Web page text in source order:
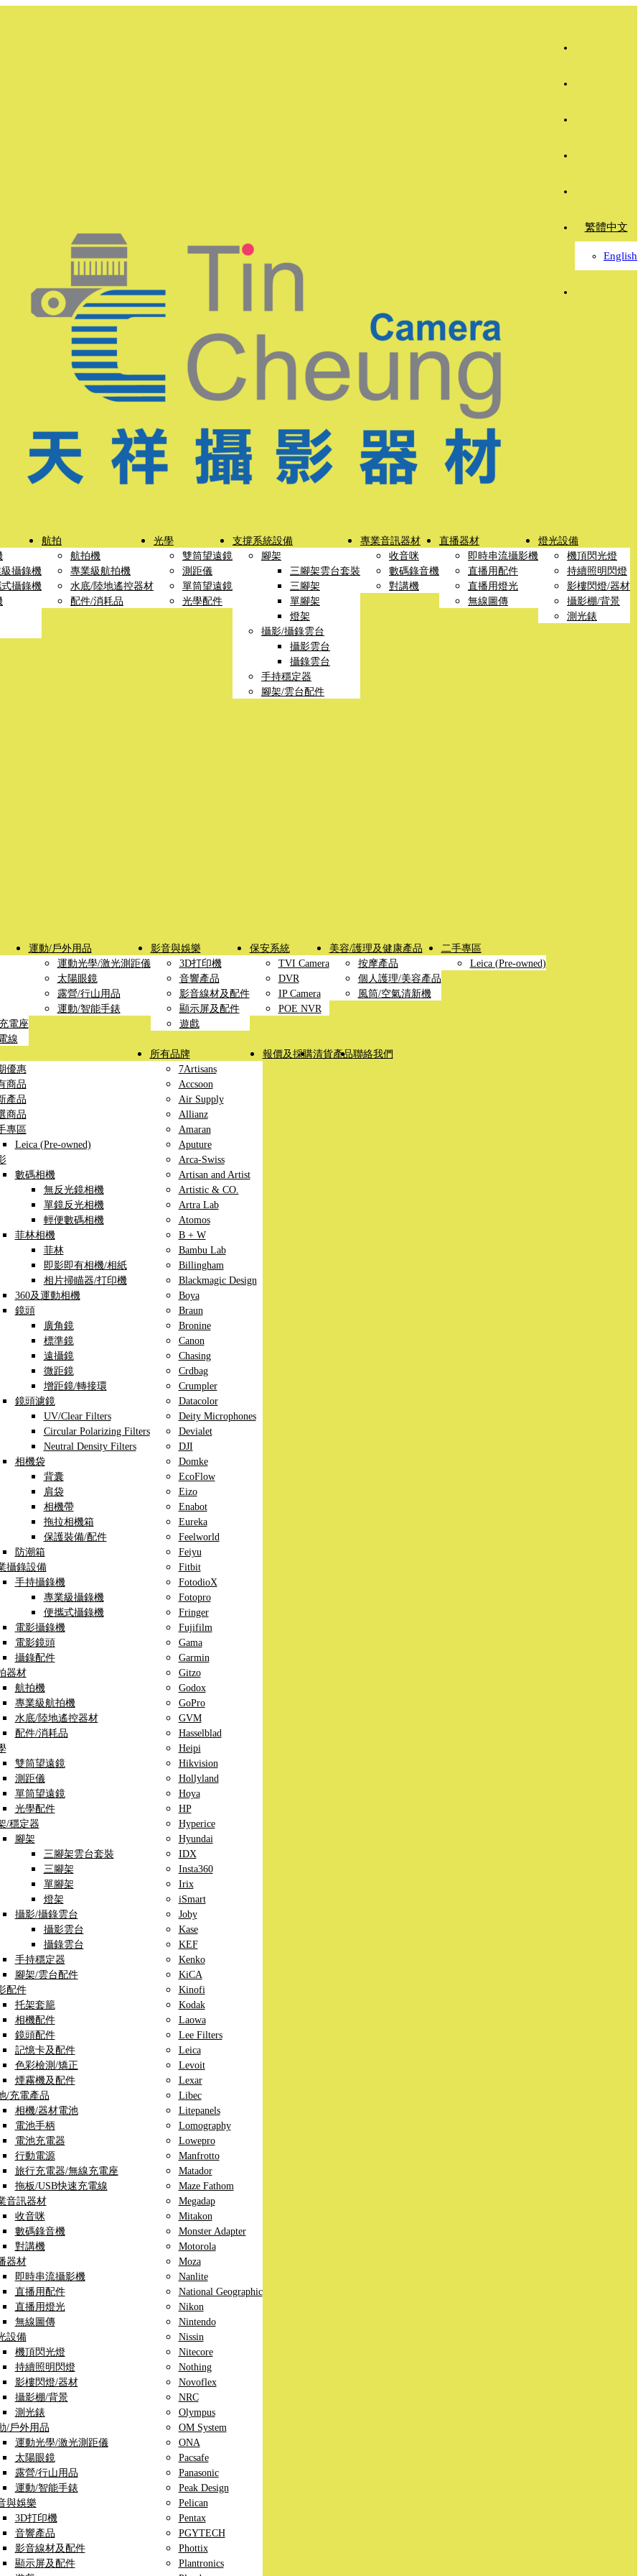
繁體中文
English
攝錄機
攝錄機
航拍
航拍機
專業級航拍機
水底/陸地遙控器材
配件/消耗品
光學
雙筒望遠鏡
測距儀
單筒望遠鏡
光學配件
支撐系統設備
腳架
三腳架雲台套裝
三腳架
單腳架
燈架
攝影/攝錄雲台
攝影雲台
攝錄雲台
手持穩定器
腳架/雲台配件
專業音訊器材
收音咪
數碼錄音機
對講機
直播器材
即時串流攝影機
直播用配件
直播用燈光
無線圖傳
燈光設備
機頂閃光燈
持續照明閃燈
影樓閃燈/器材
攝影棚/背景
測光錶
電座
線
運動/戶外用品
運動光學/激光測距儀
太陽眼鏡
露營/行山用品
運動/智能手錶
影音與娛樂
3D打印機
音響產品
影音線材及配件
顯示屏及配件
遊戲
保安系統
TVI Camera
DVR
IP Camera
POE NVR
美容/護理及健康產品
按摩產品
個人護理/美容產品
風筒/空氣清新機
二手專區
Leica (Pre-owned)
優惠
商品
產品
商品
專區
Leica (Pre-owned)
數碼相機
無反光鏡相機
單鏡反光相機
輕便數碼相機
菲林相機
菲林
即影即有相機/相紙
相片掃瞄器/打印機
360及運動相機
鏡頭
廣角鏡
標準鏡
遠攝鏡
微距鏡
增距鏡/轉接環
鏡頭濾鏡
UV/Clear Filters
Circular Polarizing Filters
Neutral Density Filters
相機袋
背囊
肩袋
相機帶
拖拉相機箱
保護裝備/配件
防潮箱
攝錄設備
手持攝錄機
專業級攝錄機
便攜式攝錄機
電影攝錄機
電影鏡頭
攝錄配件
器材
航拍機
專業級航拍機
水底/陸地遙控器材
配件/消耗品
雙筒望遠鏡
測距儀
單筒望遠鏡
光學配件
/穩定器
腳架
三腳架雲台套裝
三腳架
單腳架
燈架
攝影/攝錄雲台
攝影雲台
攝錄雲台
手持穩定器
腳架/雲台配件
配件
托架套籠
相機配件
鏡頭配件
記憶卡及配件
色彩檢測/矯正
煙霧機及配件
/充電產品
相機/器材電池
電池手柄
電池充電器
行動電源
旅行充電器/無線充電座
拖板/USB快速充電線
音訊器材
收音咪
數碼錄音機
對講機
器材
即時串流攝影機
直播用配件
直播用燈光
無線圖傳
設備
機頂閃光燈
持續照明閃燈
影樓閃燈/器材
攝影棚/背景
測光錶
/戶外用品
運動光學/激光測距儀
太陽眼鏡
露營/行山用品
運動/智能手錶
與娛樂
3D打印機
音響產品
影音線材及配件
顯示屏及配件
所有品牌
7Artisans
Accsoon
Air Supply
Allianz
Amaran
Aputure
Arca-Swiss
Artisan and Artist
Artistic & CO.
Artra Lab
Atomos
B + W
Bambu Lab
Billingham
Blackmagic Design
Boya
Braun
Bronine
Canon
Chasing
Crdbag
Crumpler
Datacolor
Deity Microphones
Devialet
DJI
Domke
EcoFlow
Eizo
Enabot
Eureka
Feelworld
Feiyu
Fitbit
FotodioX
Fotopro
Fringer
Fujifilm
Gama
Garmin
Gitzo
Godox
GoPro
GVM
Hasselblad
Heipi
Hikvision
Hollyland
Hoya
HP
Hyperice
Hyundai
IDX
Insta360
Irix
iSmart
Joby
Kase
KEF
Kenko
KiCA
Kinofi
Kodak
Laowa
Lee Filters
Leica
Levoit
Lexar
Libec
Litepanels
Lomography
Lowepro
Manfrotto
Matador
Maze Fathom
Megadap
Mitakon
Monster Adapter
Motorola
Moza
Nanlite
National Geographic
Nikon
Nintendo
Nissin
Nitecore
Nothing
Novoflex
NRC
Olympus
OM System
ONA
Pacsafe
Panasonic
Peak Design
Pelican
Pentax
PGYTECH
Phottix
Plantronics
報價及採購清貨產品聯絡我們